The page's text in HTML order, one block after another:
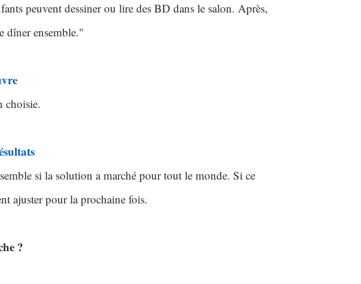
peuvent dessiner ou lire des BD dans le salon. Après,
dîner ensemble."
choisie.
si la solution a marché pour tout le monde. Si ce
ajuster pour la prochaine fois.
?